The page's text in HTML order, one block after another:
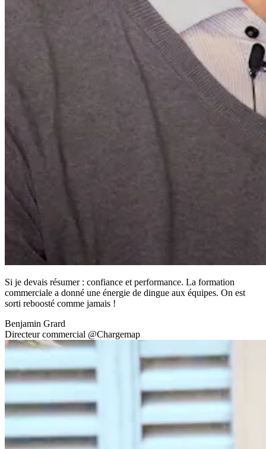
Si je devais résumer : confiance et performance. La formation
commerciale a donné une énergie de dingue aux équipes. On est
sorti reboosté comme jamais !
Benjamin Grard
Directeur commercial @Chargemap